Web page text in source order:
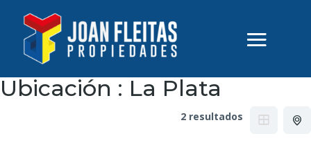
Ubicación : La Plata
2 resultados